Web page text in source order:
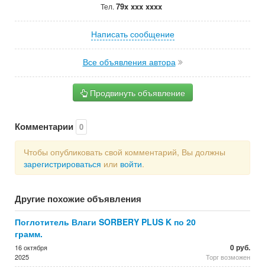
Тел. 79x xxx xxxx
Написать сообщение
Все объявления автора
Продвинуть объявление
Комментарии 0
Чтобы опубликовать свой комментарий, Вы должны
зарегистрироваться или войти.
Другие похожие объявления
Поглотитель Влаги SORBERY PLUS K по 20
грамм.
16 октября
2025
0 руб.
Торг возможен